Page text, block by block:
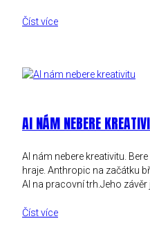
Číst více
AI NÁM NEBERE
AI nám nebere kreativitu.
hraje. Anthropic na začátku
AI na pracovní trh.Jeho závěr
Číst více